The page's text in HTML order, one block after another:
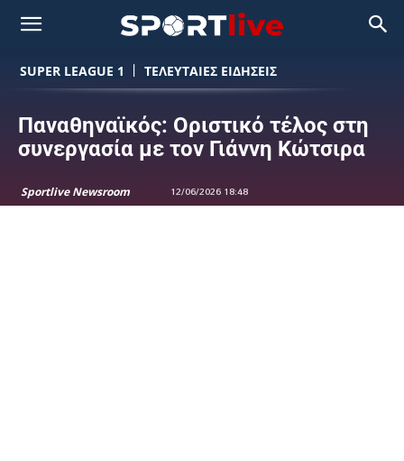
SUPER LEAGUE 1 ΤΕΛΕΥΤΑΙΕΣ ΕΙΔΗΣΕΙΣ
Παναθηναϊκός: Οριστικό τέλος στη
συνεργασία με τον Γιάννη Κώτσιρα
Sportlive Newsroom 12/06/2026 18:48